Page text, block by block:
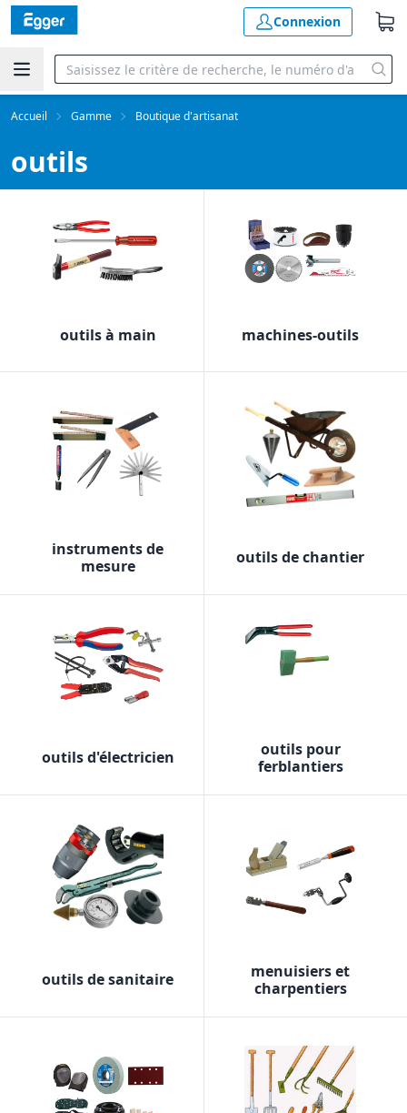
Connexion
Accueil Gamme Boutique d'artisanat
outils
outils à main machines-outils
instruments de
mesure
outils de chantier
outils d'électricien
outils pour
ferblantiers
outils de sanitaire
menuisiers et
charpentiers